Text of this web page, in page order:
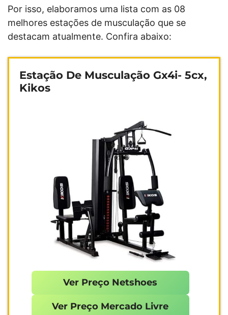
Por isso, elaboramos uma lista com as 08
melhores estações de musculação que se
destacam atualmente. Confira abaixo:
Estação De Musculação Gx4i- 5cx,
Kikos
Ver Preço Netshoes
Ver Preço Mercado Livre